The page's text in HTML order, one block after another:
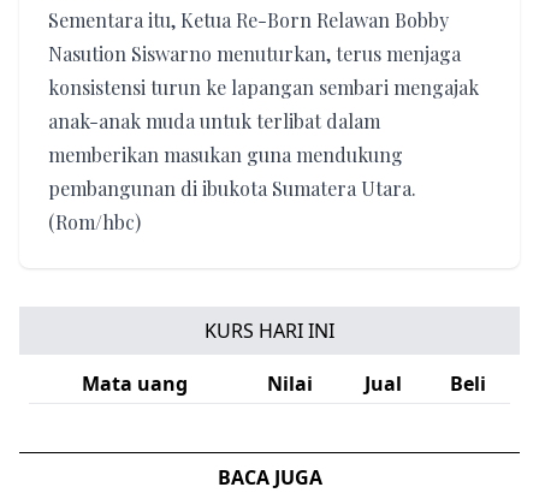
Sementara itu, Ketua Re-Born Relawan Bobby
Nasution Siswarno menuturkan, terus menjaga
konsistensi turun ke lapangan sembari mengajak
anak-anak muda untuk terlibat dalam
memberikan masukan guna mendukung
pembangunan di ibukota Sumatera Utara.
(Rom/hbc)
KURS HARI INI
Mata uang
Nilai Jual Beli
BACA JUGA